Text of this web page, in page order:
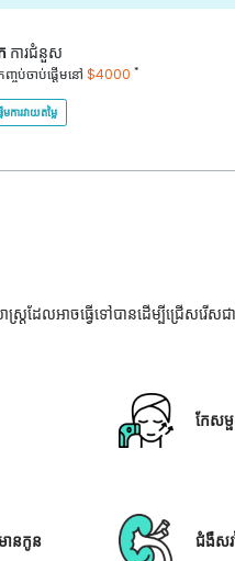
ការជំនួស
ញ្ចប់ចាប់ផ្តើមនៅ $4000 *
មការវាយតម្លៃ
ស្រ្តដែលអាចធ្វើទៅបានដើម្បីជ្រើស
កែសម្
ានកូន ជំងឺស